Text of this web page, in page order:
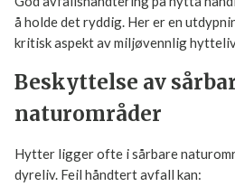
bare å holde det ryddig. Her er en
dette er et kritisk aspekt av
Beskyttelse av
naturområder
og dyreliv. Feil håndtert avfall kan: